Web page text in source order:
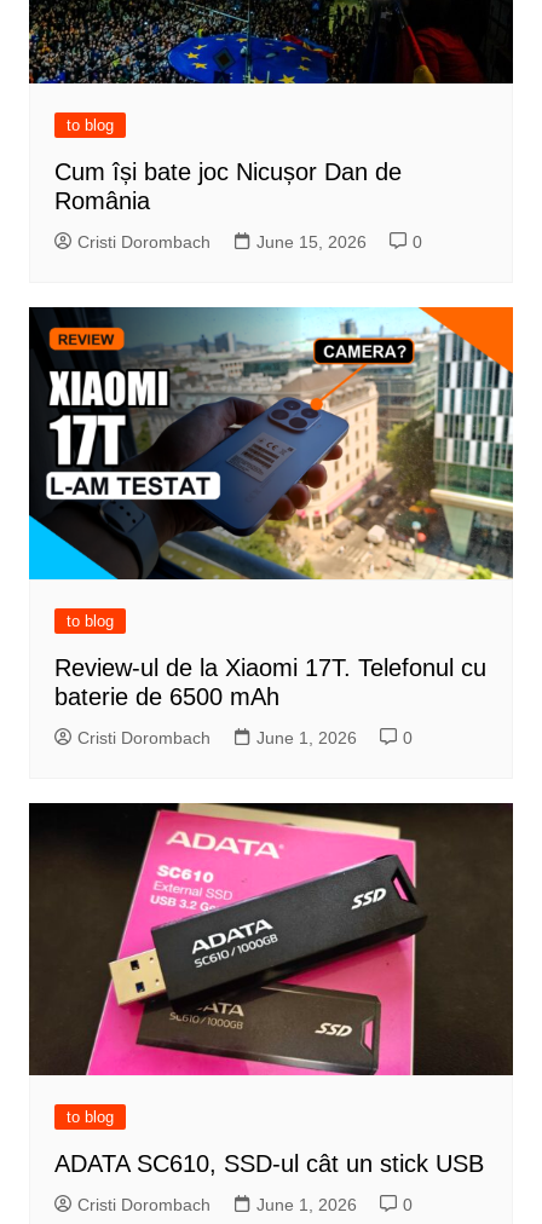
to blog
Cum își bate joc Nicușor Dan de
România
Cristi Dorombach June 15, 2026 0
to blog
Review-ul de la Xiaomi 17T. Telefonul cu
baterie de 6500 mAh
Cristi Dorombach June 1, 2026 0
to blog
ADATA SC610, SSD-ul cât un stick USB
Cristi Dorombach June 1, 2026 0